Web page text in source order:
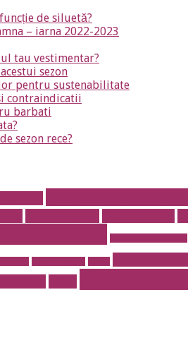
de siluetă?
– iarna 2022-2023
tau vestimentar?
sezon
pentru sustenabilitate
contraindicatii
barbati
sezon rece?